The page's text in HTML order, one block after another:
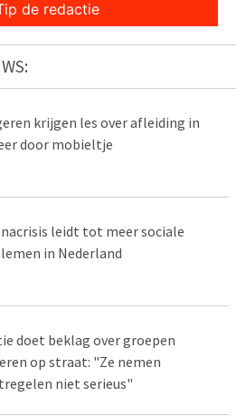
de redactie
krijgen les over afleiding in
door mobieltje
leidt tot meer sociale
in Nederland
doet beklag over groepen
op straat: "Ze nemen
niet serieus"